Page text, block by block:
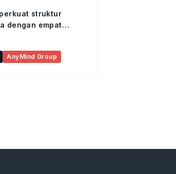
struktur
dengan empat
AnyMind Group